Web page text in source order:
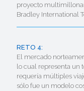
proyecto
Bradley International
RETO 4:
El mercado
lo cual representa un
requería múltiples
sólo fue un modelo